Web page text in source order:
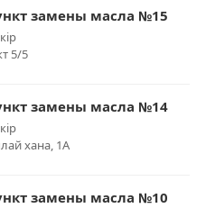
замены масла №15
5/5
замены масла №14
хана, 1А
замены масла №10